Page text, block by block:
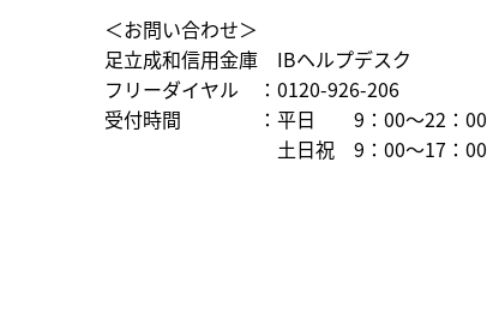
＜お問い合わせ＞
足立成和信用金庫 IBヘルプデスク
フリーダイヤル ：0120-926-206
受付時間 ：平日 9：00～22：00
土日祝 9：00～17：00